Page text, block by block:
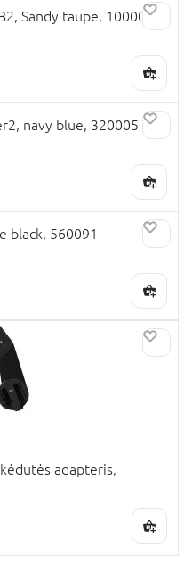
Sandy taupe, 100004
navy blue, 320005
black, 560091
adapteris,